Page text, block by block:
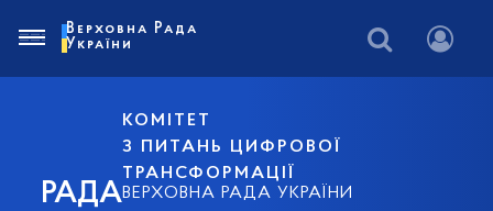
РАДА
КОМІТЕТ
З ПИТАНЬ ЦИФРОВОЇ
ТРАНСФОРМАЦІЇ
ВЕРХОВНА РАДА УКРАЇНИ
Верховна Рада
України